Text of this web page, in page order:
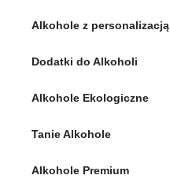
Alkohole z personalizacją
Dodatki do Alkoholi
Alkohole Ekologiczne
Tanie Alkohole
Alkohole Premium